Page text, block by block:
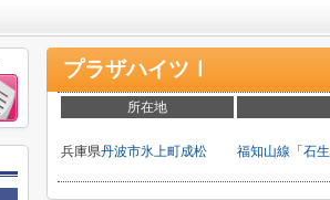
プラザハイツⅠ
所在地
兵庫県丹波市氷上町成松 福知山線 「 石生